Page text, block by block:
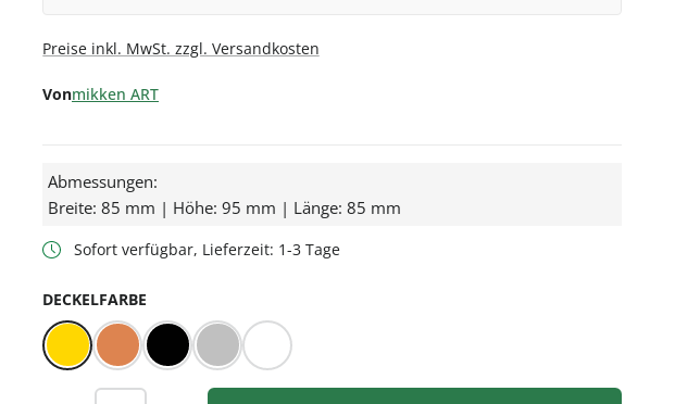
Preise inkl. MwSt. zzgl. Versandkosten
Vonmikken ART
Abmessungen:
Breite: 85 mm | Höhe: 95 mm | Länge: 85 mm
Sofort verfügbar, Lieferzeit: 1-3 Tage
DECKELFARBE
Gold Kupfer Schwarz Silber Weiß